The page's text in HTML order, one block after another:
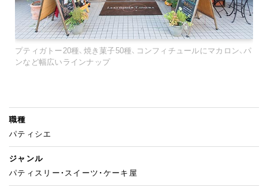
プティガトー20種、焼き菓子50種、コンフィチュールにマカロン、パ
ンなど幅広いラインナップ
職種
パティシエ
ジャンル
パティスリー・スイーツ・ケーキ屋